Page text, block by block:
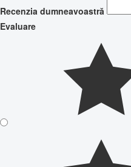
Recenzia dumneavoastră
Evaluare